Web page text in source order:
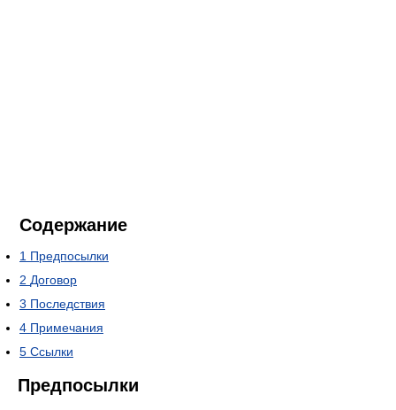
Содержание
1 Предпосылки
2 Договор
3 Последствия
4 Примечания
5 Ссылки
Предпосылки